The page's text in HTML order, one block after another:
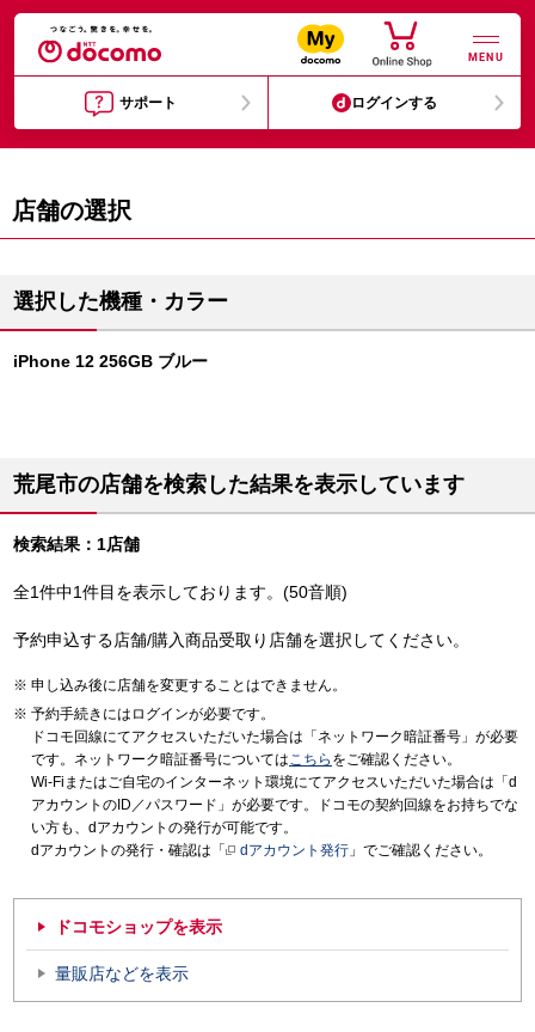
MENU
サポート ログインする
店舗の選択
選択した機種・カラー
iPhone 12 256GB ブルー
荒尾市の店舗を検索した結果を表示しています
検索結果：1店舗
全1件中1件目を表示しております。(50音順)
予約申込する店舗/購入商品受取り店舗を選択してください。
申し込み後に店舗を変更することはできません。
予約手続きにはログインが必要です。
ドコモ回線にてアクセスいただいた場合は「ネットワーク暗証番号」が必要
です。ネットワーク暗証番号についてはこちら をご確認ください。
Wi-Fiまたはご自宅のインターネット環境にてアクセスいただいた場合は「d
アカウントのID／パスワード」が必要です。ドコモの契約回線をお持ちでな
い方も、dアカウントの発行が可能です。
dアカウントの発行・確認は「
dアカウント発行 」でご確認ください。
ドコモショップを表示
量販店などを表示